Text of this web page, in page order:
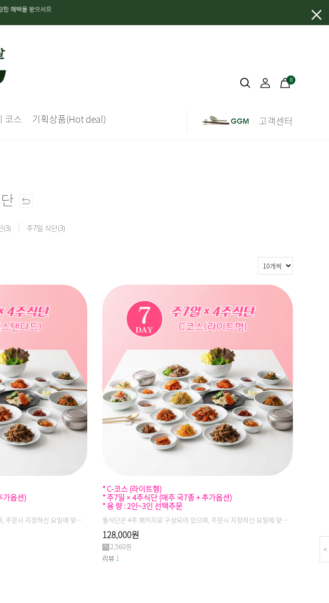
×
0
코스 기획상품(Hot deal) 고객센터
(3) 주7일 식단(3)
가옵션)
월식단은 4주 패키지로 구성되어 있으며, 주문시 지정하신 요일에 맞춰 일주일분 메뉴가 한번에 배달됩니다.(국지엠의 모든 제품은 신선냉장식이며, 당일생산/당일출고를 원칙으로 합니다)
* C-코스 (라이트형)
* 주7일 × 4주식단 (매주 국7종 + 추가옵션)
* 용 량 : 2인~3인 선택주문
월식단은 4주 패키지로 구성되어 있으며, 주문시 지정하신 요일에 맞춰 일주일분 메뉴가 한번에 배달됩니다.(국지엠의 모든 제품은 신선냉장식이며, 당일생산/당일출고를 원칙으로 합니다)
128,000원
2,560원
리뷰 1
<